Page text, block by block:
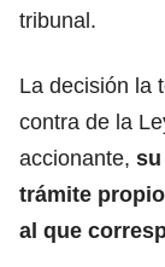
tribunal.
La decisión la
contra de la
accionante, su
trámite
al que